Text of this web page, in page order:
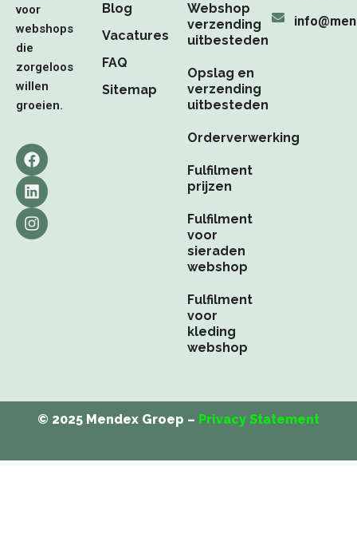
voor
webshops
die
zorgeloos
willen
groeien.
F
a
c
e
b
o
L
i
n
k
e
d
I
n
s
t
a
g
Blog
Vacatures
FAQ
Sitemap
Webshop
verzending
uitbesteden
Opslag en
verzending
uitbesteden
Orderverwerking
Fulfilment
prijzen
Fulfilment
voor
sieraden
webshop
Fulfilment
voor
kleding
webshop
© 2025 Mendex Groep – Privacy Statement